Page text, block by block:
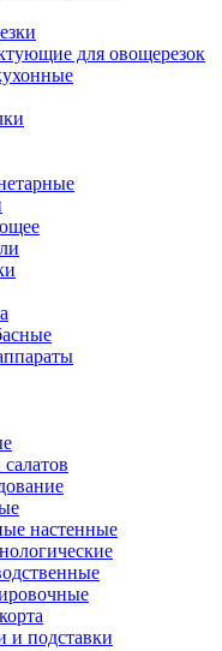
для овощерезок
настенные
и подставки